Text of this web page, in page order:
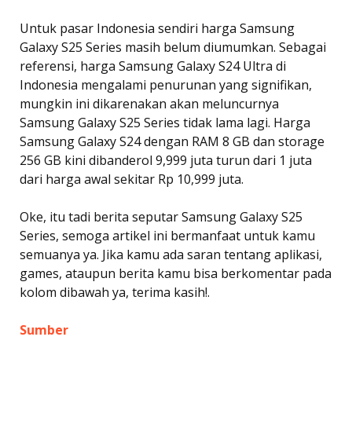
Untuk pasar Indonesia sendiri harga Samsung
Galaxy S25 Series masih belum diumumkan. Sebagai
referensi, harga Samsung Galaxy S24 Ultra di
Indonesia mengalami penurunan yang signifikan,
mungkin ini dikarenakan akan meluncurnya
Samsung Galaxy S25 Series tidak lama lagi. Harga
Samsung Galaxy S24 dengan RAM 8 GB dan storage
256 GB kini dibanderol 9,999 juta turun dari 1 juta
dari harga awal sekitar Rp 10,999 juta.
Oke, itu tadi berita seputar Samsung Galaxy S25
Series, semoga artikel ini bermanfaat untuk kamu
semuanya ya. Jika kamu ada saran tentang aplikasi,
games, ataupun berita kamu bisa berkomentar pada
kolom dibawah ya, terima kasih!.
Sumber